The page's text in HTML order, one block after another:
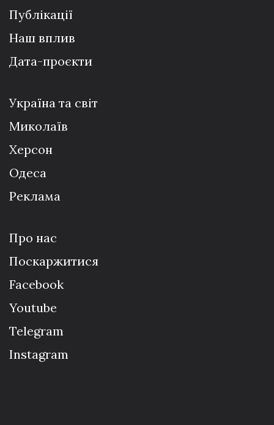
Публікації
Наш вплив
Дата-проєкти
Україна та світ
Миколаїв
Херсон
Одеса
Реклама
Про нас
Поскаржитися
Facebook
Youtube
Telegram
Instagram